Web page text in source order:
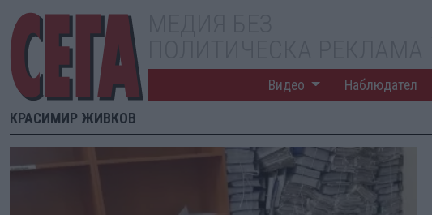
Видео Наблюдател
КРАСИМИР ЖИВКОВ